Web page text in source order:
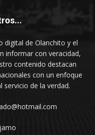
digital de Olanchito y el
informar con veracidad,
contenido destacan
con un enfoque
servicio de la verdad.